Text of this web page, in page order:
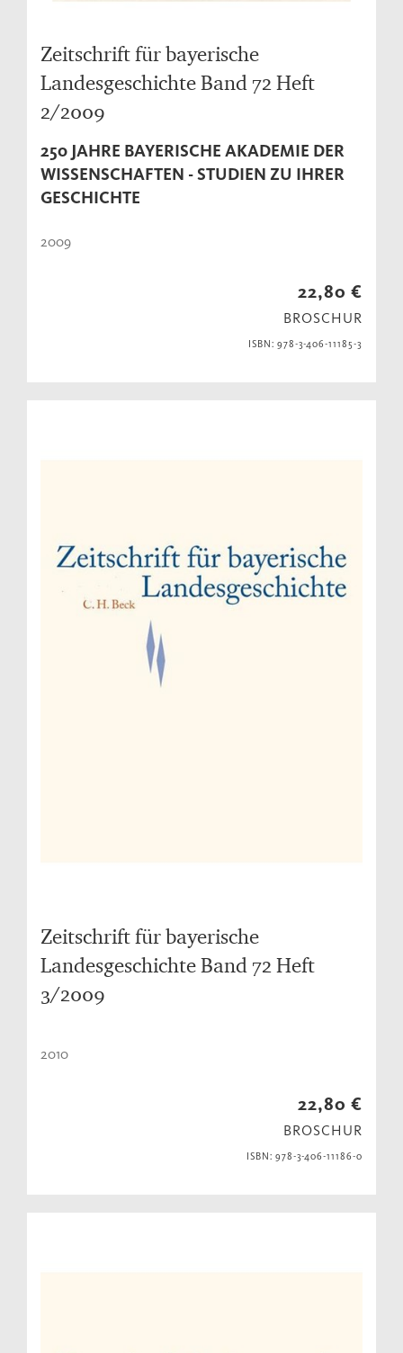
Zeitschrift für bayerische
Landesgeschichte Band 72 Heft
2/2009
250 JAHRE BAYERISCHE AKADEMIE DER
WISSENSCHAFTEN - STUDIEN ZU IHRER
GESCHICHTE
2009
22,80 €
BROSCHUR
ISBN: 978-3-406-11185-3
Zeitschrift für bayerische
Landesgeschichte Band 72 Heft
3/2009
2010
22,80 €
BROSCHUR
ISBN: 978-3-406-11186-0